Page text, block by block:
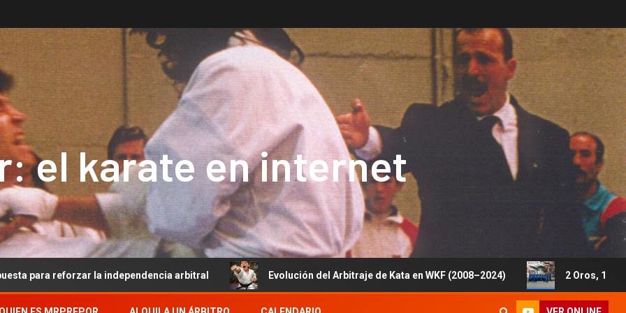
el karate en internet
la independencia arbitral Evolución del Arbitraje de Kata en WKF (2008–2024) 2 Oros, 1 Plata y 5 Bronces